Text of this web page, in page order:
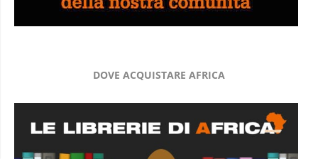
DOVE ACQUISTARE AFRICA